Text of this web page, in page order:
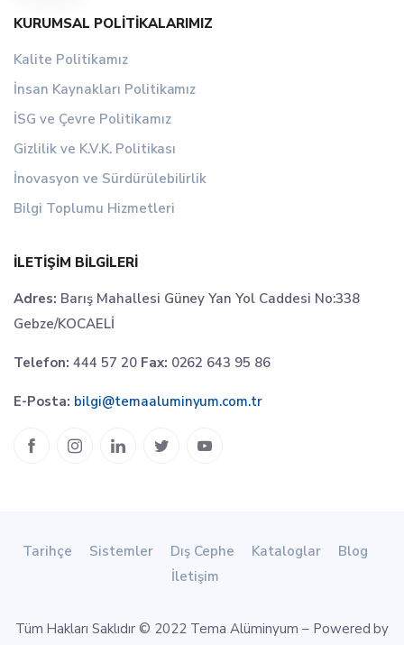
KURUMSAL POLITIKALARIMIZ
Kalite Politikamız
İnsan Kaynakları Politikamız
İSG ve Çevre Politikamız
Gizlilik ve K.V.K. Politikası
İnovasyon ve Sürdürülebilirlik
Bilgi Toplumu Hizmetleri
İLETIŞIM BILGILERI
Adres: Barış Mahallesi Güney Yan Yol Caddesi No:338
Gebze/KOCAELİ
Telefon: 444 57 20 Fax: 0262 643 95 86
E-Posta: bilgi@temaaluminyum.com.tr
Tarihçe Sistemler Dış Cephe Kataloglar
Blog
İletişim
Tüm Hakları Saklıdır © 2022 Tema Alüminyum – Powered by